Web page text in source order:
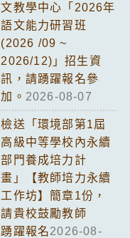
文教學中心「2026年
語文能力研習班
(2026 /09 ~
2026/12)」招生資
訊，請踴躍報名參
加。 2026-08-07
檢送「環境部第1屆
高級中等學校內永續
部門養成培力計
畫」【教師培力永續
工作坊】簡章1份，
請貴校鼓勵教師
踴躍報名2026-08-